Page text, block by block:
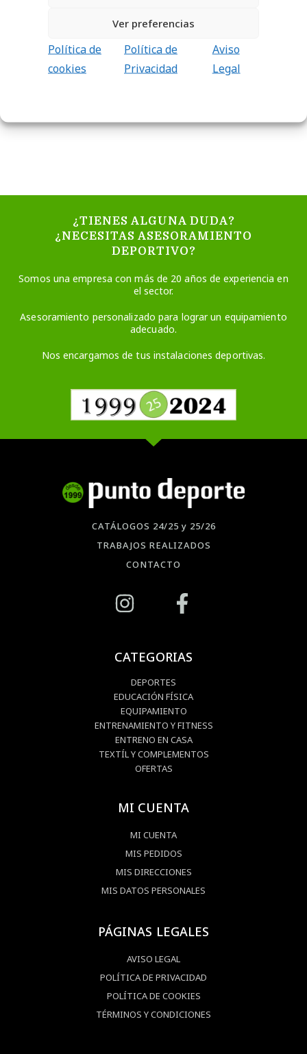
Ver preferencias
Política de
cookies
Política de
Privacidad
Aviso
Legal
(54,95€iva incl.)
AÑADIR AL
¿TIENES ALGUNA DUDA?
¿NECESITAS ASESORAMIENTO
DEPORTIVO?
Somos una empresa con más de 20 años de experiencia en
el sector.
Asesoramiento personalizado para lograr un equipamiento
adecuado.
Nos encargamos de tus instalaciones deportivas.
CATÁLOGOS 24/25 y 25/26
TRABAJOS REALIZADOS
CONTACTO
CATEGORIAS
DEPORTES
EDUCACIÓN FÍSICA
EQUIPAMIENTO
ENTRENAMIENTO Y FITNESS
ENTRENO EN CASA
TEXTÍL Y COMPLEMENTOS
OFERTAS
MI CUENTA
MI CUENTA
MIS PEDIDOS
MIS DIRECCIONES
MIS DATOS PERSONALES
PÁGINAS LEGALES
AVISO LEGAL
POLÍTICA DE PRIVACIDAD
POLÍTICA DE COOKIES
TÉRMINOS Y CONDICIONES